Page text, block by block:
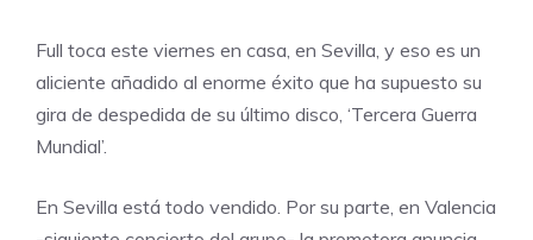
Full toca este viernes en casa, en Sevilla, y eso es un
aliciente añadido al enorme éxito que ha supuesto su
gira de despedida de su último disco, ‘Tercera Guerra
Mundial’.
En Sevilla está todo vendido. Por su parte, en Valencia